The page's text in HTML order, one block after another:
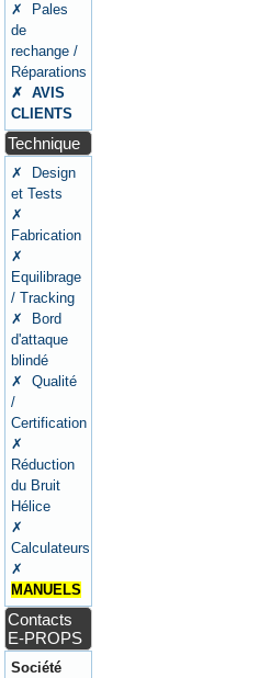
✗ Pales
de
rechange /
Réparations
✗ AVIS
CLIENTS
Technique
✗ Design
et Tests
✗
Fabrication
✗
Equilibrage
/ Tracking
✗ Bord
d'attaque
blindé
✗ Qualité
/
Certification
✗
Réduction
du Bruit
Hélice
✗
Calculateurs
✗
MANUELS
Contacts
E-PROPS
Société